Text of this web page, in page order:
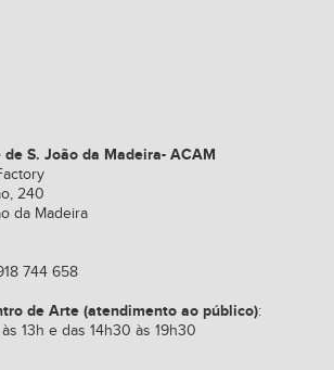
S. João da Madeira- ACAM
240
da Madeira
744 658
de Arte (atendimento ao público):
13h e das 14h30 às 19h30